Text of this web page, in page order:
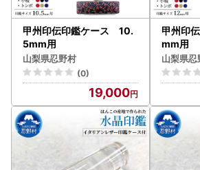
甲州印伝印鑑ケース 10.
5mm用
山梨県忍野村
(0)
19,000
甲州印
mm用
山梨県忍